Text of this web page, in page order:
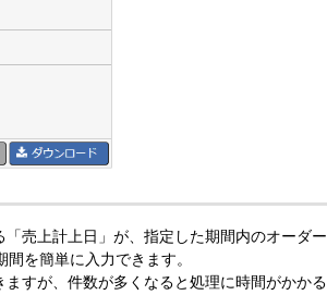
売上計上日」が、指定した期間内のオーダー
を簡単に入力できます。
すが、件数が多くなると処理に時間がかか